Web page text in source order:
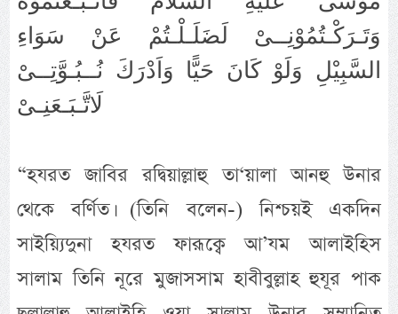
وَتَـرَكْـتُمُوْنِــىْ لَضَلَـلْـتُمْ عَنْ سَوَاءِ
السَّبِيْلِ وَلَوْ كَانَ حَيًّا وَاَدْرَكَ نُــبُـوَّتِــىْ
لَاتَّـبَـعَنِـىْ
“হযরত জাবির রদ্বিয়াল্লাহু তা‘য়ালা আনহু উনার
থেকে বর্ণিত। (তিনি বলেন-) নিশ্চয়ই একদিন
সাইয়্যিদুনা হযরত ফারূক্বে আ’যম আলাইহিস
সালাম তিনি নূরে মুজাসসাম হাবীবুল্লাহ হুযূর পাক